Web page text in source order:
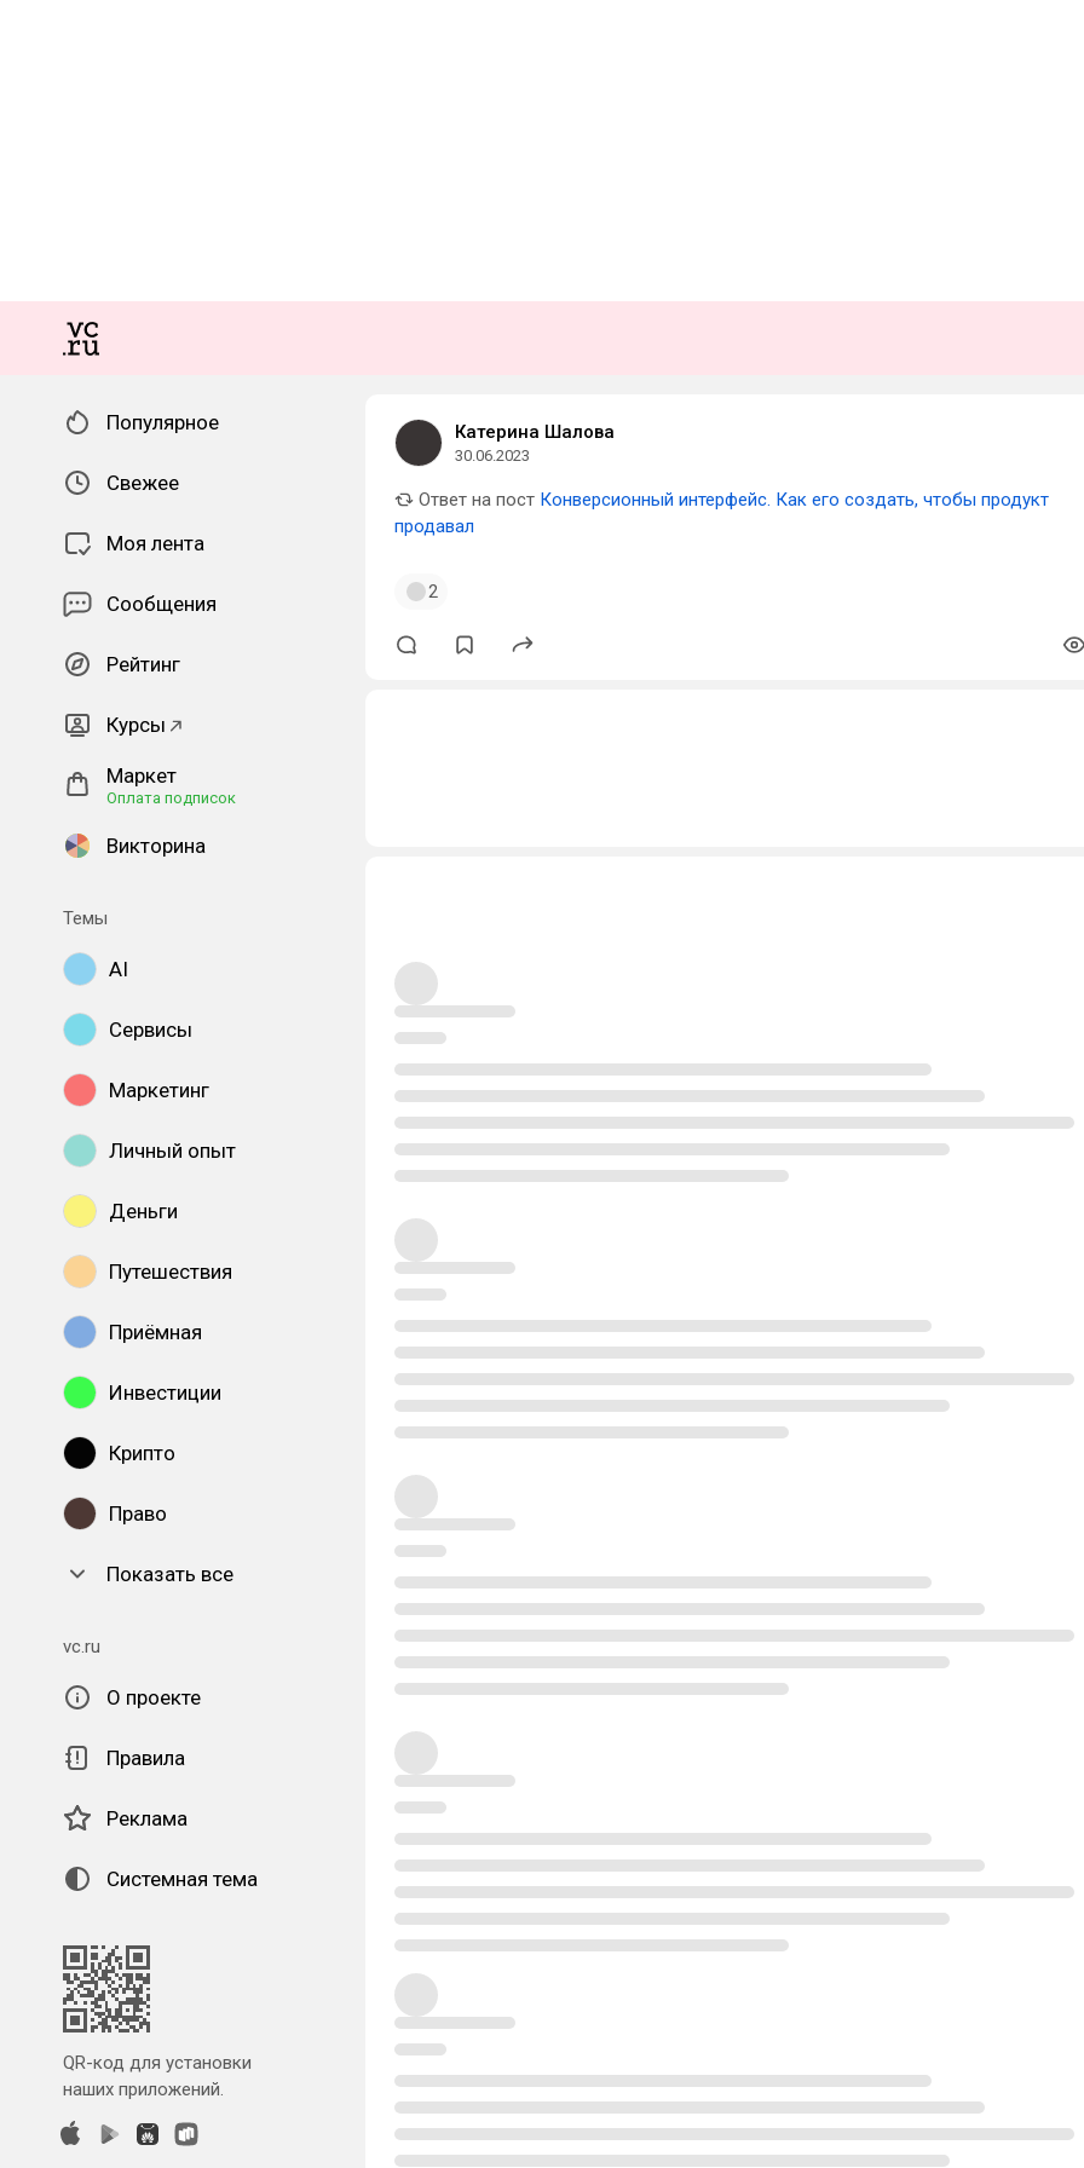
Популярное
Свежее
Моя лента
Сообщения
Рейтинг
Курсы
Маркет
Оплата подписок
Викторина
Темы
AI
Сервисы
Маркетинг
Личный опыт
Деньги
Путешествия
Приёмная
Инвестиции
Крипто
Право
Показать все
vc.ru
О проекте
Правила
Реклама
Системная тема
QR-код для установки
наших приложений.
Катерина Шалова
30.06.2023
Ответ на пост Конверсионный интерфейс. Как его создать, чтобы продукт
продавал
2